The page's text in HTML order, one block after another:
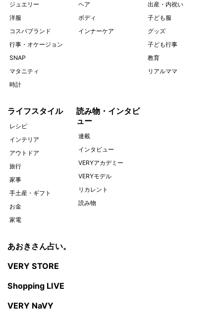
ジュエリー
洋服
コスパブランド
行事・オケージョン
SNAP
マタニティ
時計
ヘア
ボディ
インナーケア
出産・内祝い
子ども服
グッズ
子ども行事
教育
リアルママ
ライフスタイル
レシピ
インテリア
アウトドア
旅行
家事
手土産・ギフト
お金
家電
読み物・インタビ
ュー
連載
インタビュー
VERYアカデミー
VERYモデル
リカレント
読み物
あおきさん占い。
VERY STORE
Shopping LIVE
VERY NaVY